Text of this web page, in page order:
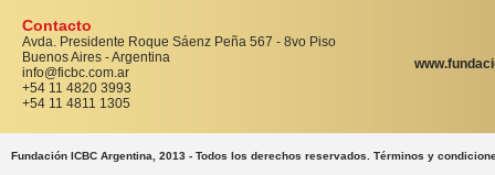
Contacto
Avda. Presidente Roque Sáenz Peña 567 - 8vo Piso
Buenos Aires - Argentina
info@ficbc.com.ar
+54 11 4820 3993
+54 11 4811 1305
Fundación ICBC Argentina, 2013 - Todos los derechos reservados. Términos y